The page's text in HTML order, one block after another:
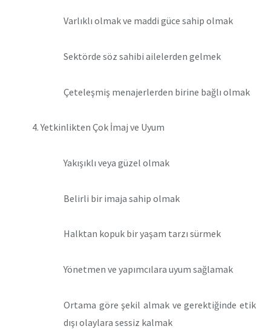
Varlıklı olmak ve maddi güce sahip olmak
Sektörde söz sahibi ailelerden gelmek
Çeteleşmiş menajerlerden birine bağlı olmak
Yetkinlikten Çok İmaj ve Uyum
Yakışıklı veya güzel olmak
Belirli bir imaja sahip olmak
Halktan kopuk bir yaşam tarzı sürmek
Yönetmen ve yapımcılara uyum sağlamak
Ortama göre şekil almak ve gerektiğinde etik
dışı olaylara sessiz kalmak